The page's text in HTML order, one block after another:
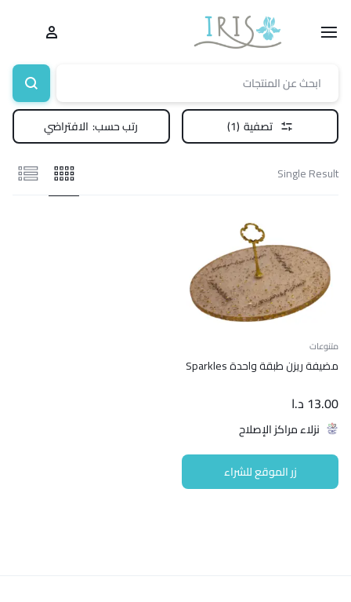
تصفية (1) رتب حسب: الافتراضي
Single Result
متنوعات
مضيفة ريزن طبقة واحدة Sparkles
13.00 د.ا
نزلاء مراكز الإصلاح
زر الموقع للشراء